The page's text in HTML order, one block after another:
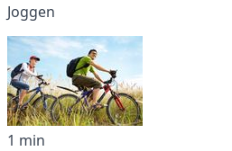
Joggen
1 min